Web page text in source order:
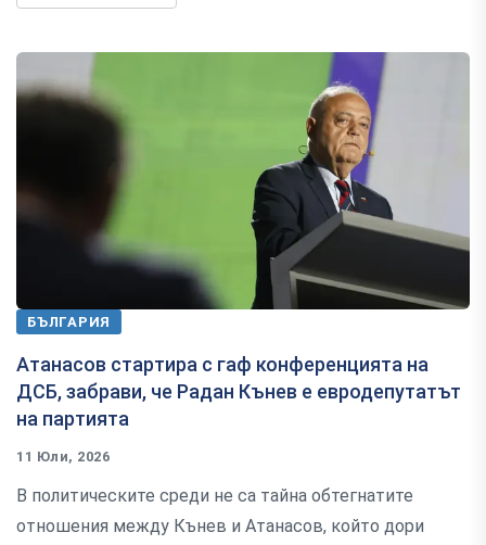
БЪЛГАРИЯ
Атанасов стартира с гаф конференцията на
ДСБ, забрави, че Радан Кънев е евродепутатът
на партията
11 Юли, 2026
В политическите среди не са тайна обтегнатите
отношения между Кънев и Атанасов, който дори